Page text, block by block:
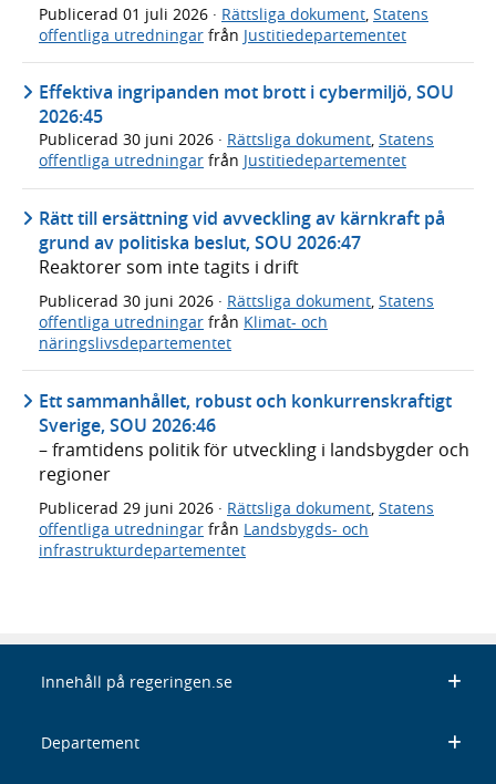
Publicerad 01 juli 2026 · Rättsliga dokument Statens
offentliga utredningar från Justitiedepartementet
Effektiva ingripanden mot brott i cybermiljö, SOU
2026:45
Publicerad 30 juni 2026 · Rättsliga dokument, Statens
offentliga utredningar från Justitiedepartementet
Rätt till ersättning vid avveckling av kärnkraft på
grund av politiska beslut, SOU 2026:47
Reaktorer som inte tagits i drift
Publicerad 30 juni 2026 · Rättsliga dokument, Statens
offentliga utredningar från Klimat- och
näringslivsdepartementet
Ett sammanhållet, robust och konkurrenskraftigt
Sverige, SOU 2026:46
– framtidens politik för utveckling i landsbygder och
regioner
Publicerad 29 juni 2026 · Rättsliga dokument Statens
offentliga utredningar från Landsbygds- och
infrastrukturdepartementet
Innehåll på regeringen.se
Departement